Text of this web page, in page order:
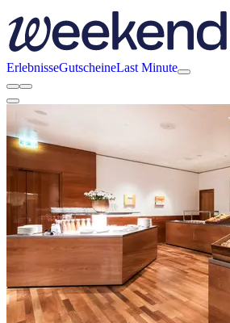
ErlebnisseGutscheineLast Minute